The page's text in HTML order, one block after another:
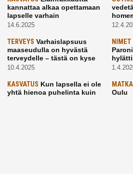
kannattaa alkaa opettamaan
lapselle varhain
14.6.2025
TERVEYS Varhaislapsuus
maaseudulla on hyvästä
terveydelle – tästä on kyse
10.4.2025
NIMET
KASVATUS Kun lapsella ei ole
yhtä hienoa puhelinta kuin
Oulu